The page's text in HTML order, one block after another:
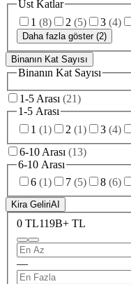
Üst Katlar
1 (8) 2 (5) 3 (4)
Daha fazla göster (2)
Binanın Kat Sayısı
Binanın Kat Sayısı
1-5 Arası (21)
1-5 Arası
1 (1) 2 (1) 3 (4)
6-10 Arası (13)
6-10 Arası
6 (1) 7 (5) 8 (6)
Kira GeliriAI
0 TL119B+ TL
—